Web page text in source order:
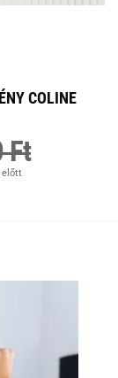
COLINE
Ft
előtt